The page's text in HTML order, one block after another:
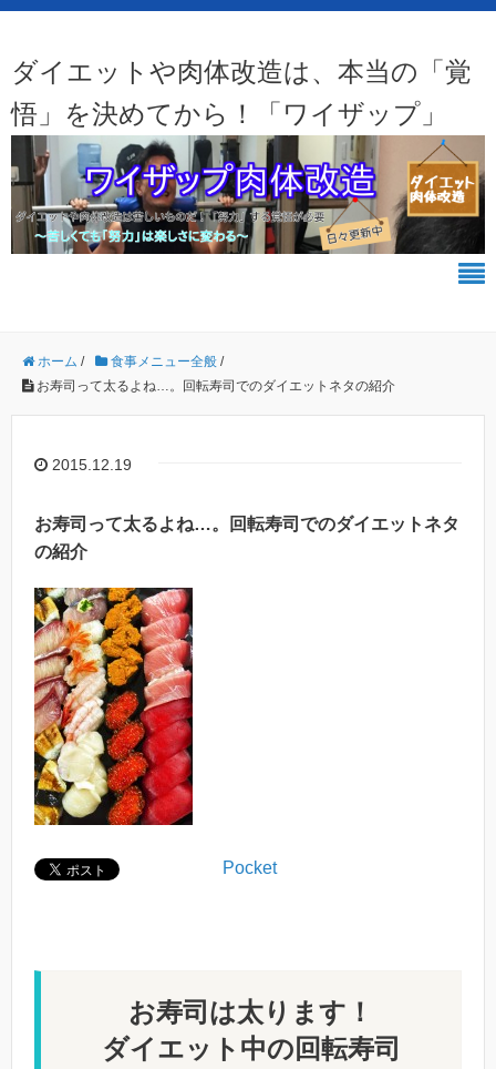
ダイエットや肉体改造は、本当の「覚
悟」を決めてから！「ワイザップ」
ホーム / 食事メニュー全般 /
お寿司って太るよね…。回転寿司でのダイエットネタの紹介
2015.12.19
お寿司って太るよね…。回転寿司でのダイエットネタ
の紹介
Pocket
お寿司は太ります！
ダイエット中の回転寿司